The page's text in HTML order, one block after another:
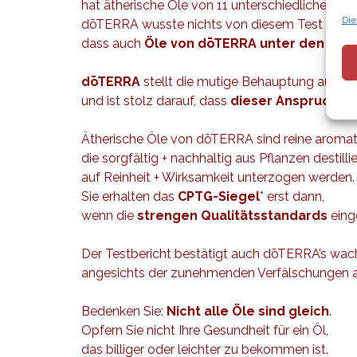
hat ätherische Öle von 11 unterschiedlichen
dōTERRA wusste nichts von diesem Test +
dass auch Öle von dōTERRA unter den
dōTERRA stellt die mutige Behauptung auf,
und ist stolz darauf, dass dieser Anspruch
Ätherische Öle von dōTERRA sind reine
die sorgfältig + nachhaltig aus Pflanzen
auf Reinheit + Wirksamkeit unterzogen werden.
Sie erhalten das CPTG-Siegel* erst dann,
wenn die strengen Qualitätsstandards
Der Testbericht bestätigt auch dōTERRA’s
angesichts der zunehmenden Verfälschungen
Bedenken Sie: Nicht alle Öle sind gleich.
Opfern Sie nicht Ihre Gesundheit für ein Öl,
das billiger oder leichter zu bekommen ist.